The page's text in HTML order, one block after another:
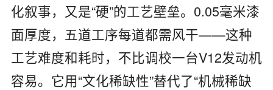
化叙事，又是“硬”的工艺壁垒。0.05毫米漆
面厚度，五道工序每道都需风干——这种
工艺难度和耗时，不比调校一台V12发动机
容易。它用“文化稀缺性”替代了“机械稀缺